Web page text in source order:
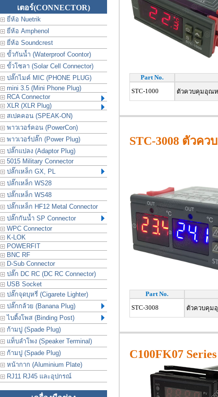
เตอร์(CONNECTOR)
ยี่ห้อ Nuetrik
ยี่ห้อ Amphenol
ยี่ห้อ Soundcrest
ขั้วกันน้ำ (Waterproof Coontor)
ขั้วโซลา (Solar Cell Connector)
ปลั๊กไมค์ MIC (PHONE PLUG)
mini 3.5 (Mini Phone Plug)
RCA Connector
XLR (XLR Plug)
สเปคคอน (SPEAK-ON)
พาวเวอร์คอน (PowerCon)
พาวเวอร์ปลั๊ก (Power Plug)
ปลั๊กแปลง (Adaptor Plug)
5015 Military Connector
ปลั๊กเหล็ก GX, PL
ปลั๊กเหล็ก WS28
ปลั๊กเหล็ก WS48
ปลั๊กเหล็ก HF12 Metal Connector
ปลั๊กกันน้ำ SP Connector
WPC Connector
K-LOK
POWERFIT
BNC RF
D-Sub Connector
ปลั๊ก DC RC (DC RC Connector)
USB Socket
ปลั๊กจุดบุหรี่ (Cigarete Lighter)
ปลั๊กกล้วย (Banana Plug)
ไบดิ้งโพส (Binding Post)
ก้ามปู (Spade Plug)
แท็บลำโพง (Speaker Terminal)
ก้ามปู (Spade Plug)
หน้ากาก (Aluminium Plate)
RJ11 RJ45 และอุปกรณ์
Part No.
STC-1000
ตัวควบคุมอุณห
STC-3008 ตัวคว
Part No.
STC-3008
ตัวควบคุมอุ
C100FK07 Series